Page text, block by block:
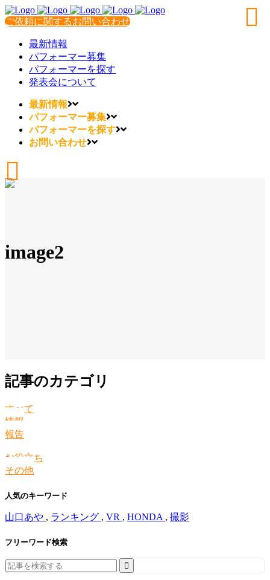
ご依頼に関するお問い合わせ
最新情報
パフォーマー募集
パフォーマーを探す
発表会について
最新情報
パフォーマー募集
パフォーマーを探す
お問い合わせ
image2
記事のカテゴリ
すべて
情報
報告
お役立ち
その他
人気のキーワード
山口あや , ランキング , VR , HONDA , 撮影
フリーワード検索
Search
for: